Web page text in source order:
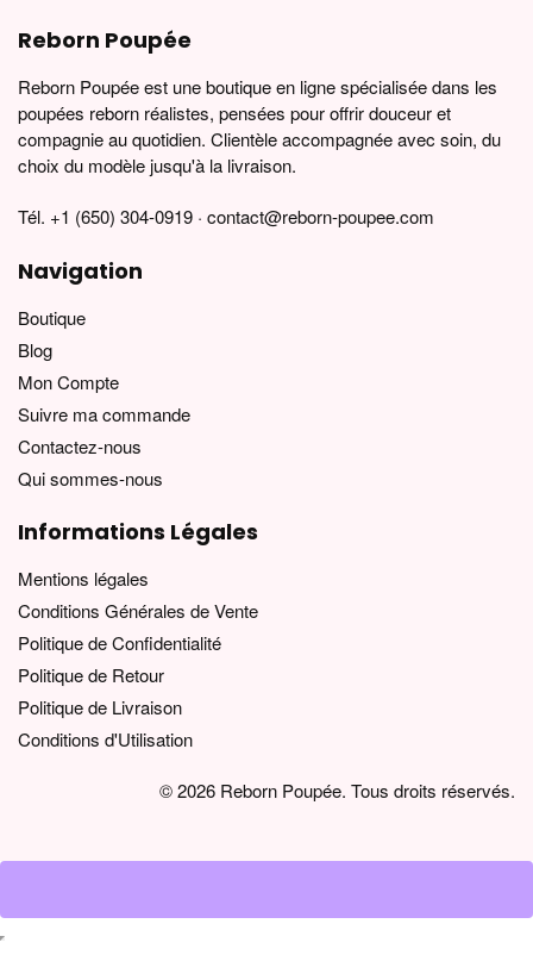
Reborn Poupée
Reborn Poupée est une boutique en ligne spécialisée dans les
poupées reborn réalistes, pensées pour offrir douceur et
compagnie au quotidien. Clientèle accompagnée avec soin, du
choix du modèle jusqu'à la livraison.
Tél. +1 (650) 304-0919 · contact@reborn-poupee.com
Navigation
Boutique
Blog
Mon Compte
Suivre ma commande
Contactez-nous
Qui sommes-nous
Informations Légales
Mentions légales
Conditions Générales de Vente
Politique de Confidentialité
Politique de Retour
Politique de Livraison
Conditions d'Utilisation
© 2026 Reborn Poupée. Tous droits réservés.